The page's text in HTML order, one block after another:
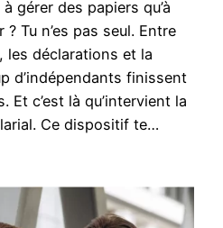
gérer des papiers qu’à
Tu n’es pas seul. Entre
les déclarations et la
d’indépendants finissent
Et c’est là qu’intervient la
Ce dispositif te…